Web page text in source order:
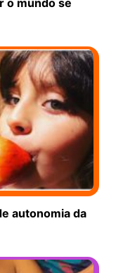
o mundo se
autonomia da